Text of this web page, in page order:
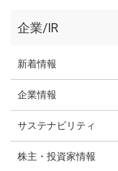
企業/IR
新着情報
企業情報
サステナビリティ
株主・投資家情報